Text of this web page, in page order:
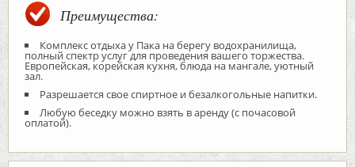
Преимущества:
Комплекс отдыха у Пака на берегу водохранилища,
полный спектр услуг для проведения вашего торжества.
Европейская, корейская кухня, блюда на мангале, уютный
зал.
Разрешается свое спиртное и безалкогольные напитки.
Любую беседку можно взять в аренду (с почасовой
оплатой).